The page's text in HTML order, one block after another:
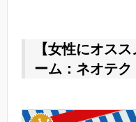
【女性にオス
ーム：ネオテク